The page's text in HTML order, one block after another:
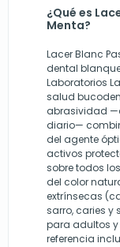
¿Qué es
Menta?
Lacer Blanc
dental
Laboratorios
salud
abrasividad
diario—
del agente
activos
sobre todos
del color
extrínsecas
sarro, caries y
para adultos y
referencia